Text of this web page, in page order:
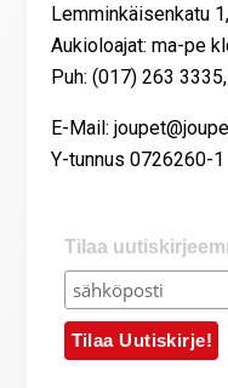
Lemminkäisenkatu
Aukioloajat: ma-pe
Puh: (017) 263
E-Mail:
Y-tunnus 0726260-1
Tilaa